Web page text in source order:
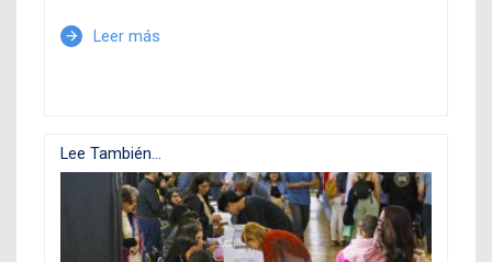
arrow_forward Leer más
Lee También...